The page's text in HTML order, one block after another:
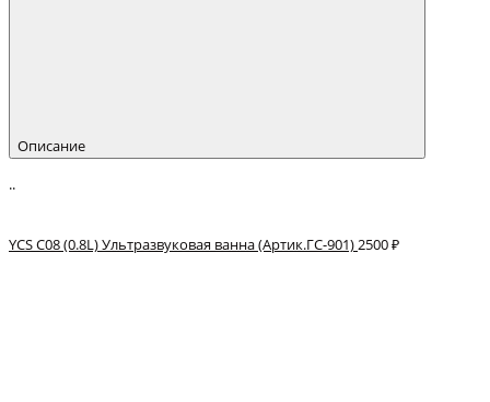
Описание
..
YCS C08 (0.8L) Ультразвуковая ванна (Артик.ГС-901)2500 ₽